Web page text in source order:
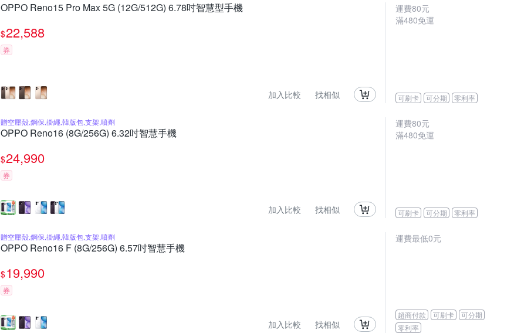
OPPO Reno15 Pro Max 5G (12G/512G) 6.78吋智慧型手機
$22,588
券
加入比較 找相似
運費80元
滿480免運
可刷卡 可分期 零利率
贈空壓殼,鋼保,掛繩,韓版包,支架,噴劑
OPPO Reno16 (8G/256G) 6.32吋智慧手機
$24,990
券
加入比較 找相似
運費80元
滿480免運
可刷卡 可分期 零利率
贈空壓殼,鋼保,掛繩,韓版包,支架,噴劑
OPPO Reno16 F (8G/256G) 6.57吋智慧手機
$19,990
券
加入比較 找相似
運費最低0元
超商付款 可刷卡
可分期
零利率